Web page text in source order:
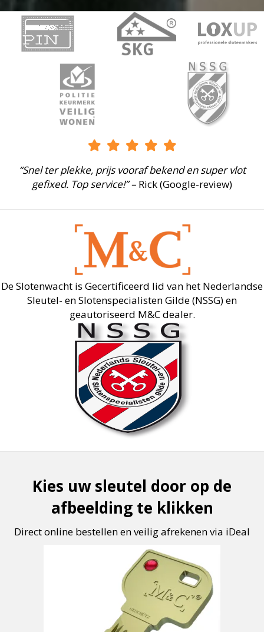
“Snel ter plekke, prijs vooraf bekend en super vlot
gefixed. Top service!” – Rick (Google-review)
De Slotenwacht is Gecertificeerd lid van het Nederlandse
Sleutel- en Slotenspecialisten Gilde (NSSG) en
geautoriseerd M&C dealer.
Kies uw sleutel door op de
afbeelding te klikken
Direct online bestellen en veilig afrekenen via iDeal